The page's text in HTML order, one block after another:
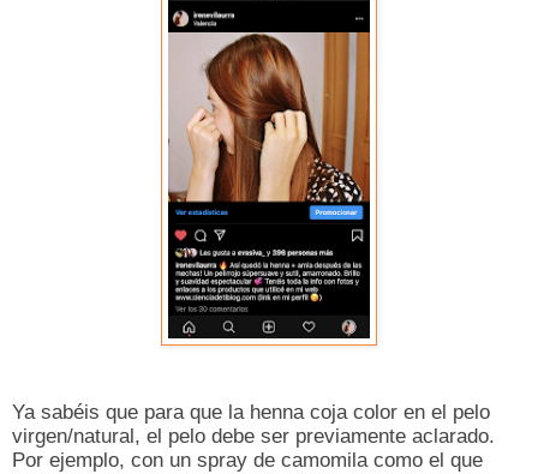
Ya sabéis que para que la henna coja color en el pelo
virgen/natural, el pelo debe ser previamente aclarado.
Por ejemplo, con un spray de camomila como el que